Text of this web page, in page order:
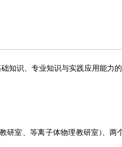
知识、专业知识与实践应用能力
研室、等离子体物理教研室)、两